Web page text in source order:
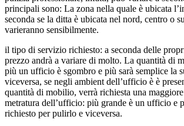
principali sono: La zona nella quale è ubicata
seconda se la ditta è ubicata nel nord, centro o
varieranno sensibilmente.
il tipo di servizio richiesto: a seconda delle
prezzo andrà a variare di molto. La quantità di
più un ufficio è sgombro e più sarà semplice la
viceversa, se negli ambient dell’ufficio è è
quantità di mobilio, verrà richiesta una
metratura dell’ufficio: più grande è un ufficio e
richiesto per pulirlo e viceversa.